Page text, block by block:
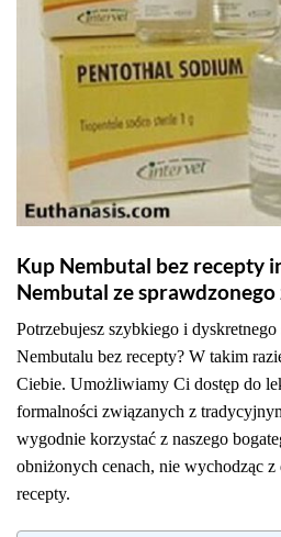
Kup Nembutal bez recepty
Nembutal ze sprawdzonego
Potrzebujesz szybkiego i
Nembutalu bez recepty? W takim
Ciebie. Umożliwiamy Ci dostęp do
formalności związanych z
wygodnie korzystać z naszego
obniżonych cenach, nie wychodząc
recepty.